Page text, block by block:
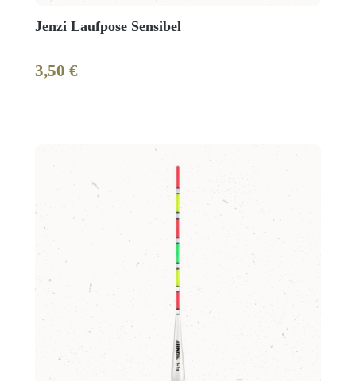
Jenzi Laufpose Sensibel
Regulärer Preis:
3,50 €